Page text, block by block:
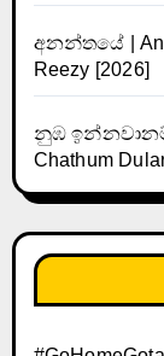
අනන්තයේ |
Reezy [2026]
නුඹ ඉන්නවානම්
Chathum